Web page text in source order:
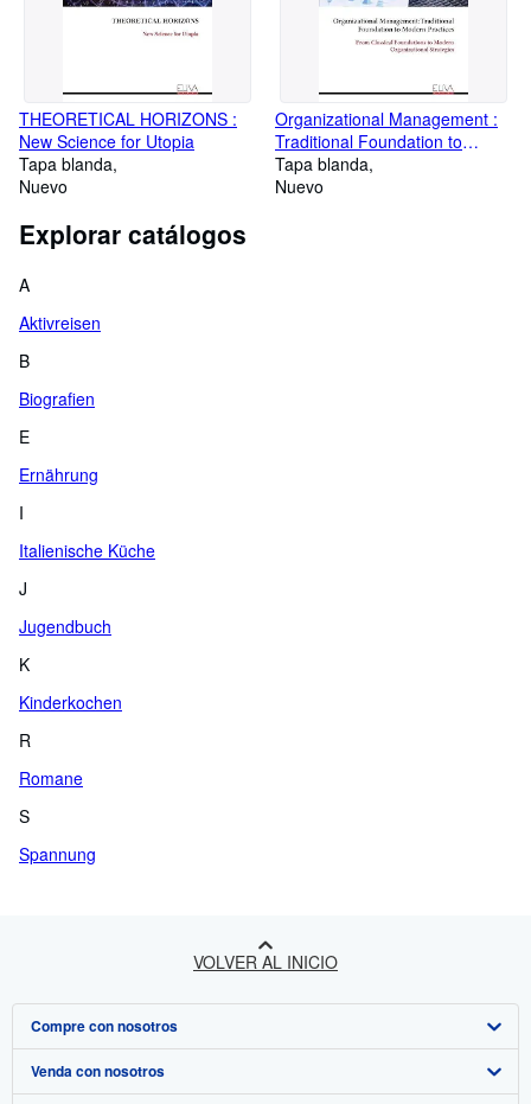
THEORETICAL HORIZONS :
New Science for Utopia
Tapa blanda
Nuevo
Organizational Management :
Traditional Foundation to
Modern Practices: From
Classical Foundations to
Tapa blanda
Nuevo
Explorar catálogos
A
Aktivreisen
B
Biografien
E
Ernährung
I
Italienische Küche
J
Jugendbuch
K
Kinderkochen
R
Romane
S
Spannung
VOLVER AL INICIO
Compre con nosotros
Búsqueda avanzada
Venda con nosotros